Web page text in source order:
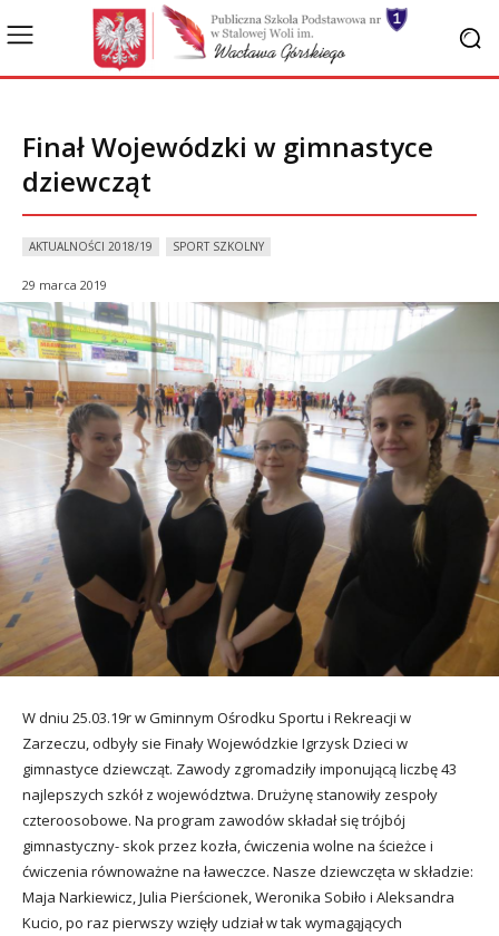
Finał Wojewódzki w gimnastyce
dziewcząt
AKTUALNOŚCI 2018/19 SPORT SZKOLNY
29 marca 2019
W dniu 25.03.19r w Gminnym Ośrodku Sportu i Rekreacji w
Zarzeczu, odbyły sie Finały Wojewódzkie Igrzysk Dzieci w
gimnastyce dziewcząt. Zawody zgromadziły imponującą liczbę 43
najlepszych szkół z województwa. Drużynę stanowiły zespoły
czteroosobowe. Na program zawodów składał się trójbój
gimnastyczny- skok przez kozła, ćwiczenia wolne na ścieżce i
ćwiczenia równoważne na ławeczce. Nasze dziewczęta w składzie:
Maja Narkiewicz, Julia Pierścionek, Weronika Sobiło i Aleksandra
Kucio, po raz pierwszy wzięły udział w tak wymagąjących